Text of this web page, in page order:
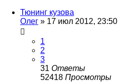
Тюнинг кузова
Олег » 17 июл 2012, 23:50
1
2
3
31 Ответы
52418 Просмотры